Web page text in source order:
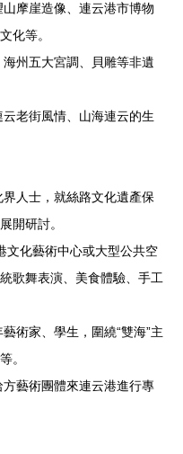
摩崖造像、連云港市博物
化等。
州五大宮調、貝雕等非遺
老街風情、山海連云的生
人士，就絲路文化遺產保
開研討。
文化藝術中心或大型公共空
歌舞表演、美食體驗、手工
術家、學生，圍繞“雙海”主
。
方藝術團體來連云港進行專